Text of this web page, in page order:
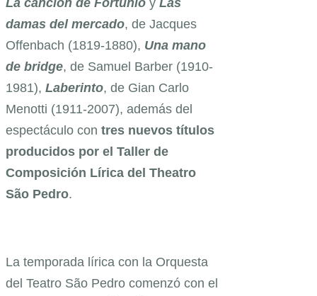
damas del mercado, de Jacques
Offenbach (1819-1880), Una mano
de bridge, de Samuel Barber (1910-
1981), Laberinto, de Gian Carlo
Menotti (1911-2007), además del
espectáculo con tres nuevos títulos
producidos por el Taller de
Composición Lírica del Theatro
São Pedro.
La temporada lírica con la Orquesta
del Teatro São Pedro comenzó con el